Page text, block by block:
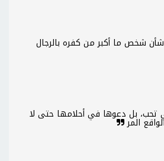
شخص ما أكبر من كفره بالرجال
تحب، بل دعوها في أحلامها حتى لا
المر